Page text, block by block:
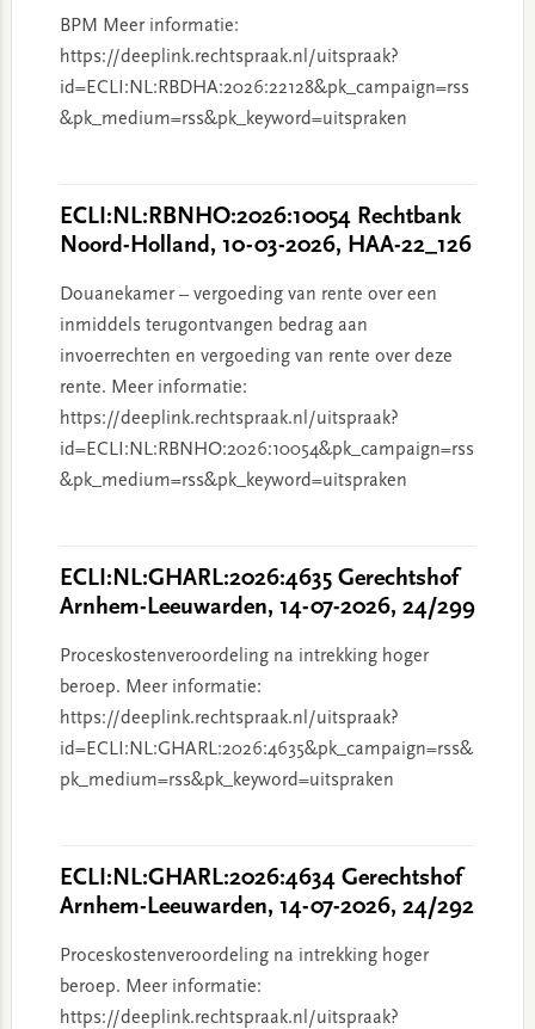
BPM Meer informatie:
https://deeplink.rechtspraak.nl/uitspraak?
id=ECLI:NL:RBDHA:2026:22128&pk_campaign=rss
&pk_medium=rss&pk_keyword=uitspraken
ECLI:NL:RBNHO:2026:10054 Rechtbank
Noord-Holland, 10-03-2026, HAA-22_126
Douanekamer – vergoeding van rente over een
inmiddels terugontvangen bedrag aan
invoerrechten en vergoeding van rente over deze
rente. Meer informatie:
https://deeplink.rechtspraak.nl/uitspraak?
id=ECLI:NL:RBNHO:2026:10054&pk_campaign=rss
&pk_medium=rss&pk_keyword=uitspraken
ECLI:NL:GHARL:2026:4635 Gerechtshof
Arnhem-Leeuwarden, 14-07-2026, 24/299
Proceskostenveroordeling na intrekking hoger
beroep. Meer informatie:
https://deeplink.rechtspraak.nl/uitspraak?
id=ECLI:NL:GHARL:2026:4635&pk_campaign=rss&
pk_medium=rss&pk_keyword=uitspraken
ECLI:NL:GHARL:2026:4634 Gerechtshof
Arnhem-Leeuwarden, 14-07-2026, 24/292
Proceskostenveroordeling na intrekking hoger
beroep. Meer informatie:
https://deeplink.rechtspraak.nl/uitspraak?